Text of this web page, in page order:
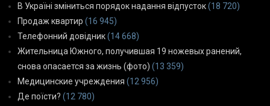
В Україні зміниться порядок надання відпусток(18 720)
Продаж квартир (16 945)
Телефонний довідник(14 668)
Жительница Южного, получившая 19 ножевых ранений,
снова опасается за жизнь (фото) (13 359)
Медицинские учреждения (12 956)
Де поїсти? (12 780)